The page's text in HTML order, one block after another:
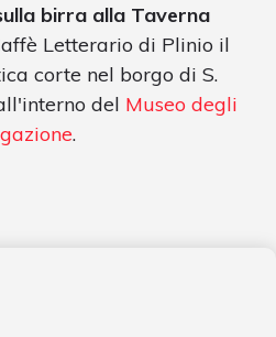
birra alla Taverna
Letterario di Plinio il
corte nel borgo di S.
del Museo degli
.